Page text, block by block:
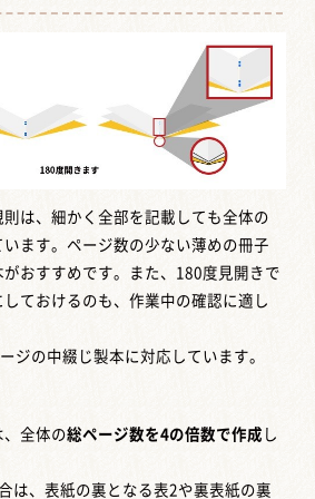
は、細かく全部を記載しても全体の
ます。ページ数の少ない薄めの冊子
がおすすめです。また、180度見開きで
ておけるのも、作業中の確認に適し
ジの中綴じ製本に対応しています。
、全体の総ページ数を4の倍数で作成 し
は、表紙の裏となる表2や裏表紙の裏